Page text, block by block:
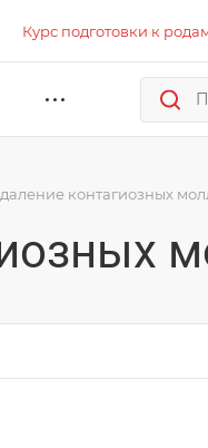
Курс подготовки к
контагиозных